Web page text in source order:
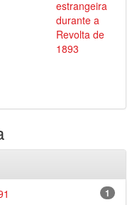
estrangeira
durante a
Revolta de
1893
1